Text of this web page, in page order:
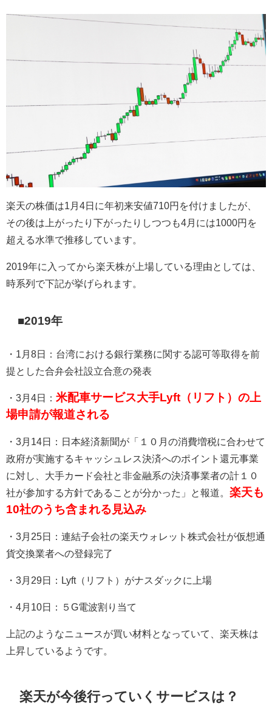
楽天の株価は1 月 4日に年初来安値710円を付けましたが、
その後は上がったり下がったりしつつも4月には1000円を
超える水準で推移しています。
2019年に入ってから楽天株が上場している理由としては、
時系列で下記が挙げられます。
■2019年
・ 1 月 8日：台湾における銀行業務に関する認可等取得を前
提とした合弁会社設立合意の発表
・ 3 月 4日： 米配車サービス大手Lyft（リフト）の上
場申請が報道される
・ 3 月 14日：日本経済新聞が「１０月の消費増税に合わせて
政府が実施するキャッシュレス決済へのポイント還元事業
に対し、大手カード会社と非金融系の決済事業者の計１０
社が参加する方針であることが分かった」と報道。 楽天も
10社のうち含まれる見込み
・ 3 月 25日：連結子会社の楽天ウォレット株式会社が仮想通
貨交換業者への登録完了
・ 3 月 29日： Lyft（リフト）がナスダックに上場
・ 4 月 10日：５ G電波割り当て
上記のようなニュースが買い材料となっていて、楽天株は
上昇しているようです。
楽天が今後行っていくサービスは？